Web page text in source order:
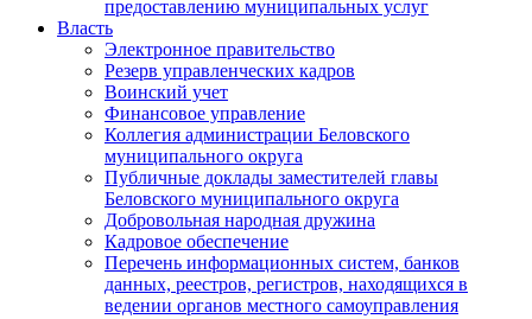
предоставлению муниципальных услуг
Власть
Электронное правительство
Резерв управленческих кадров
Воинский учет
Финансовое управление
Коллегия администрации Беловского
муниципального округа
Публичные доклады заместителей главы
Беловского муниципального округа
Добровольная народная дружина
Кадровое обеспечение
Перечень информационных систем, банков
данных, реестров, регистров, находящихся в
ведении органов местного самоуправления